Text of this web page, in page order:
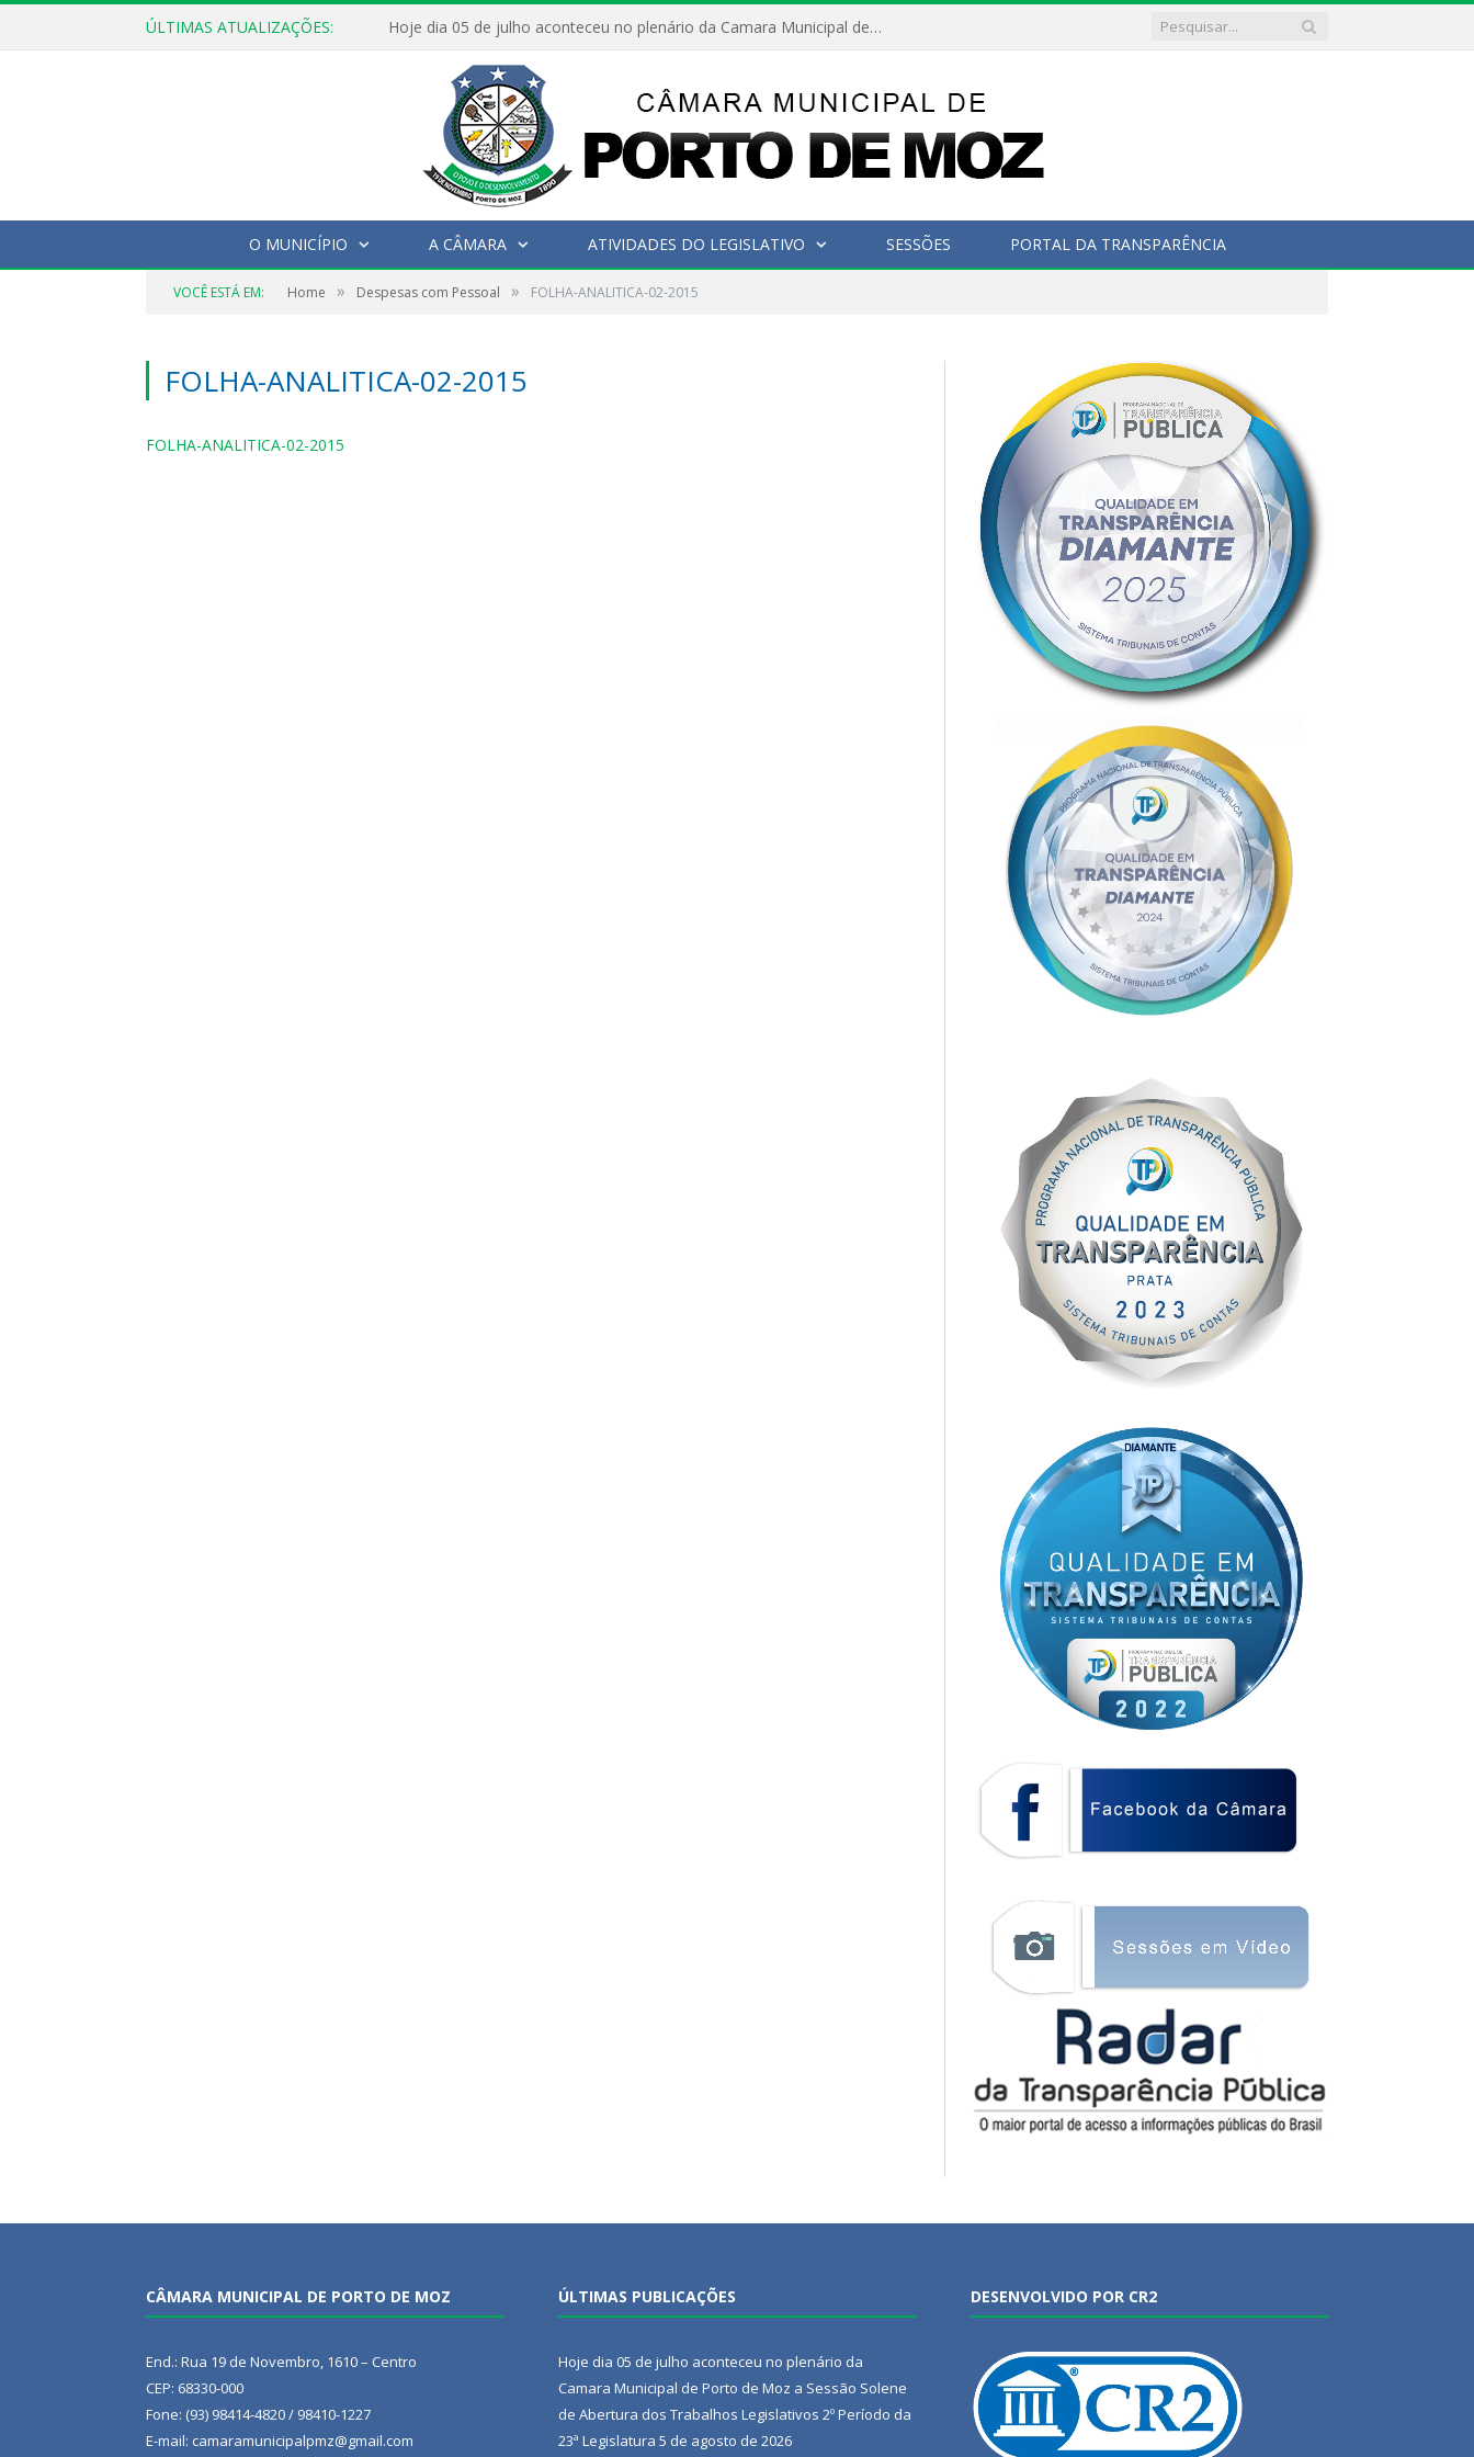
ÚLTIMAS ATUALIZAÇÕES: Hoje dia 05 de julho aconteceu no plenário da Camara Municipal de Porto de Moz a Sessão Solene de Abertura dos Trabalhos Legislativos 2º Período da 23ª Legislatura
O MUNICÍPIO A CÂMARA ATIVIDADES DO LEGISLATIVO SESSÕES PORTAL DA TRANSPARÊNCIA
VOCÊ ESTÁ EM: Home » Despesas com Pessoal » FOLHA-ANALITICA-02-2015
FOLHA-ANALITICA-02-2015
FOLHA-ANALITICA-02-2015
CÂMARA MUNICIPAL DE PORTO DE MOZ
End.: Rua 19 de Novembro, 1610 – Centro
CEP: 68330-000
Fone: (93) 98414-4820 / 98410-1227
E-mail: camaramunicipalpmz@gmail.com
ÚLTIMAS PUBLICAÇÕES
Hoje dia 05 de julho aconteceu no plenário da
Camara Municipal de Porto de Moz a Sessão Solene
de Abertura dos Trabalhos Legislativos 2º Período da
23ª Legislatura 5 de agosto de 2026
DESENVOLVIDO POR CR2